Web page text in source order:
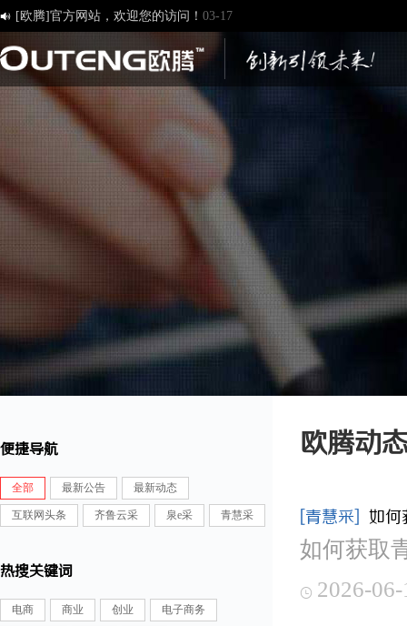
 [欧腾]官方网站，欢迎您的访问！ 03-17
济南欧腾文化传媒有限公司，新版网站正式开通！ 03-12
创造一流品牌 打造一流服务 01-09
便捷导航
全部 最新公告 最新动态
互联网头条 齐鲁云采 泉e采 青慧采
热搜关键词
电商 商业 创业 电子商务
欧腾动
[青慧采] 如何
如何获取
 2026-